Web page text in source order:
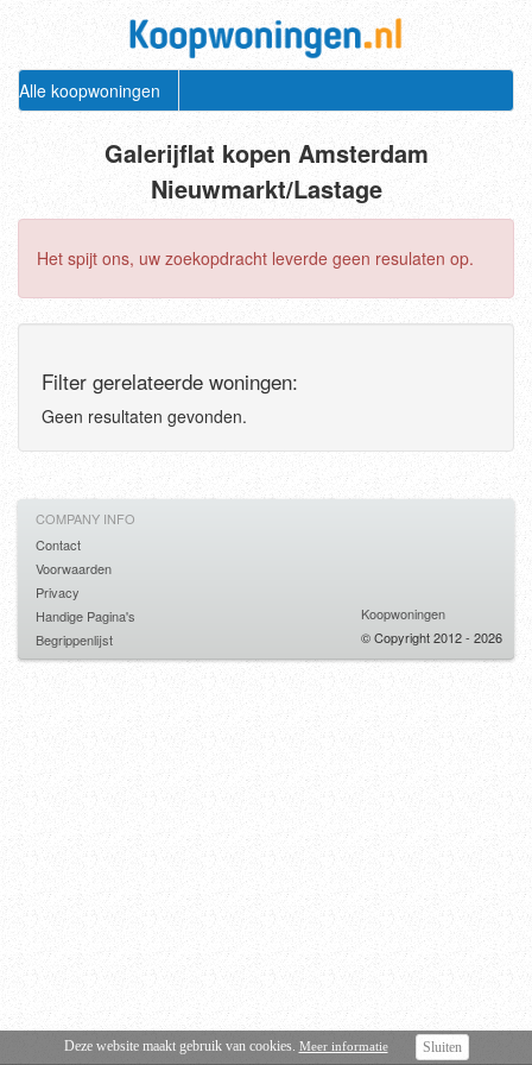
Alle koopwoningen
Galerijflat kopen Amsterdam
Nieuwmarkt/Lastage
Het spijt ons, uw zoekopdracht leverde geen resulaten op.
Filter gerelateerde woningen:
Geen resultaten gevonden.
Deze website maakt gebruik van cookies. Meer informatie Sluiten
COMPANY INFO
Contact
Voorwaarden
Privacy
Handige Pagina's
Begrippenlijst
Koopwoningen
© Copyright 2012 - 2026